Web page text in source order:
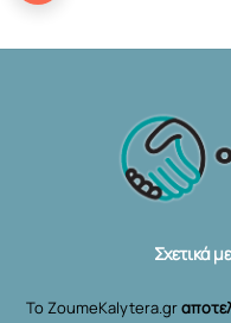
Σχετικά
Το ZoumeKalytera.gr